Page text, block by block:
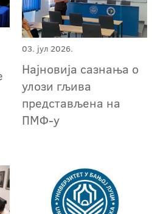
03. јул 2026.
Најновија сазнања о
улози гљива
представљена на
ПМФ-у